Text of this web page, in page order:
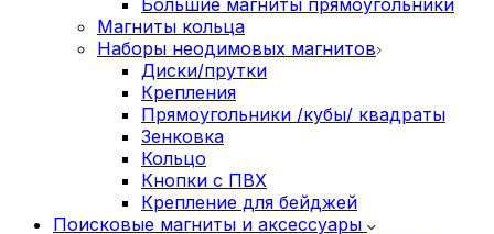
Магниты кольца
Наборы неодимовых магнитов
Диски/прутки
Крепления
Прямоугольники /кубы/ квадраты
Зенковка
Кольцо
Кнопки с ПВХ
Крепление для бейджей
Поисковые магниты и аксессуары